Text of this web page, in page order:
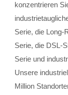
konzentrieren
Serie, die Long-
Serie, die DSL-
Serie und
Unsere
Million